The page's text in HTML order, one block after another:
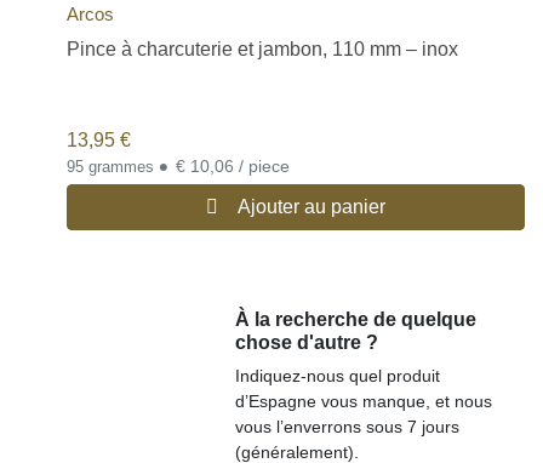
Arcos
Pince à charcuterie et jambon, 110 mm – inox
13,95 €
95 grammes • € 10,06 / piece
Ajouter au panier
À la recherche de quelque
chose d'autre ?
Indiquez-nous quel produit
d’Espagne vous manque, et nous
vous l’enverrons sous 7 jours
(généralement).